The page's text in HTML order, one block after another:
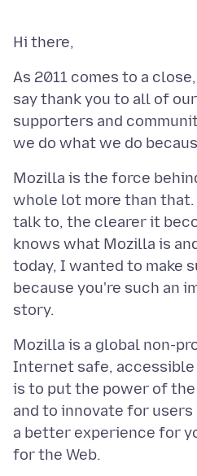
As 2011 comes to a
say thank you to all of
supporters and
Mozilla is the force
whole lot more than
talk to, the clearer it
knows what Mozilla is
today, I wanted to make
because you're such an
Mozilla is a global non-
Internet safe, accessible
is to put the power of the
and to innovate for
a better experience for